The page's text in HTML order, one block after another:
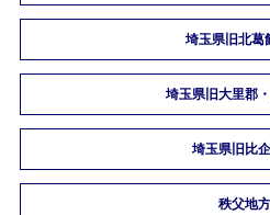
埼玉県旧北葛
埼玉県旧大里郡
埼玉県旧比
秩父地方